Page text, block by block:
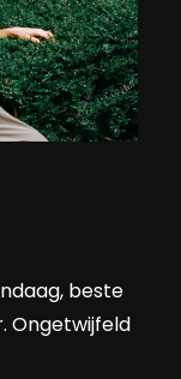
beste
Ongetwijfeld